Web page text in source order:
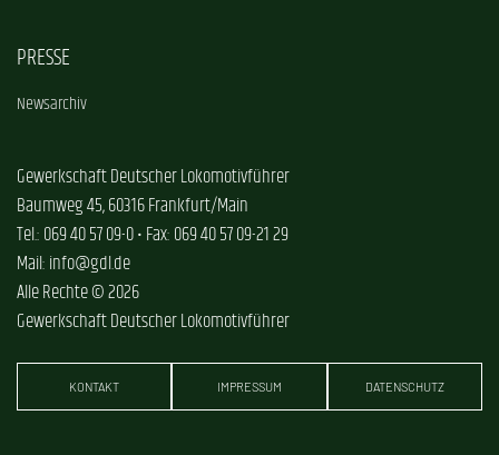
PRESSE
Newsarchiv
Gewerkschaft Deutscher Lokomotivführer
Baumweg 45, 60316 Frankfurt/Main
Tel.: 069 40 57 09-0 • Fax: 069 40 57 09-21 29
Mail: info@gdl.de
Alle Rechte © 2026
Gewerkschaft Deutscher Lokomotivführer
KONTAKT IMPRESSUM DATENSCHUTZ